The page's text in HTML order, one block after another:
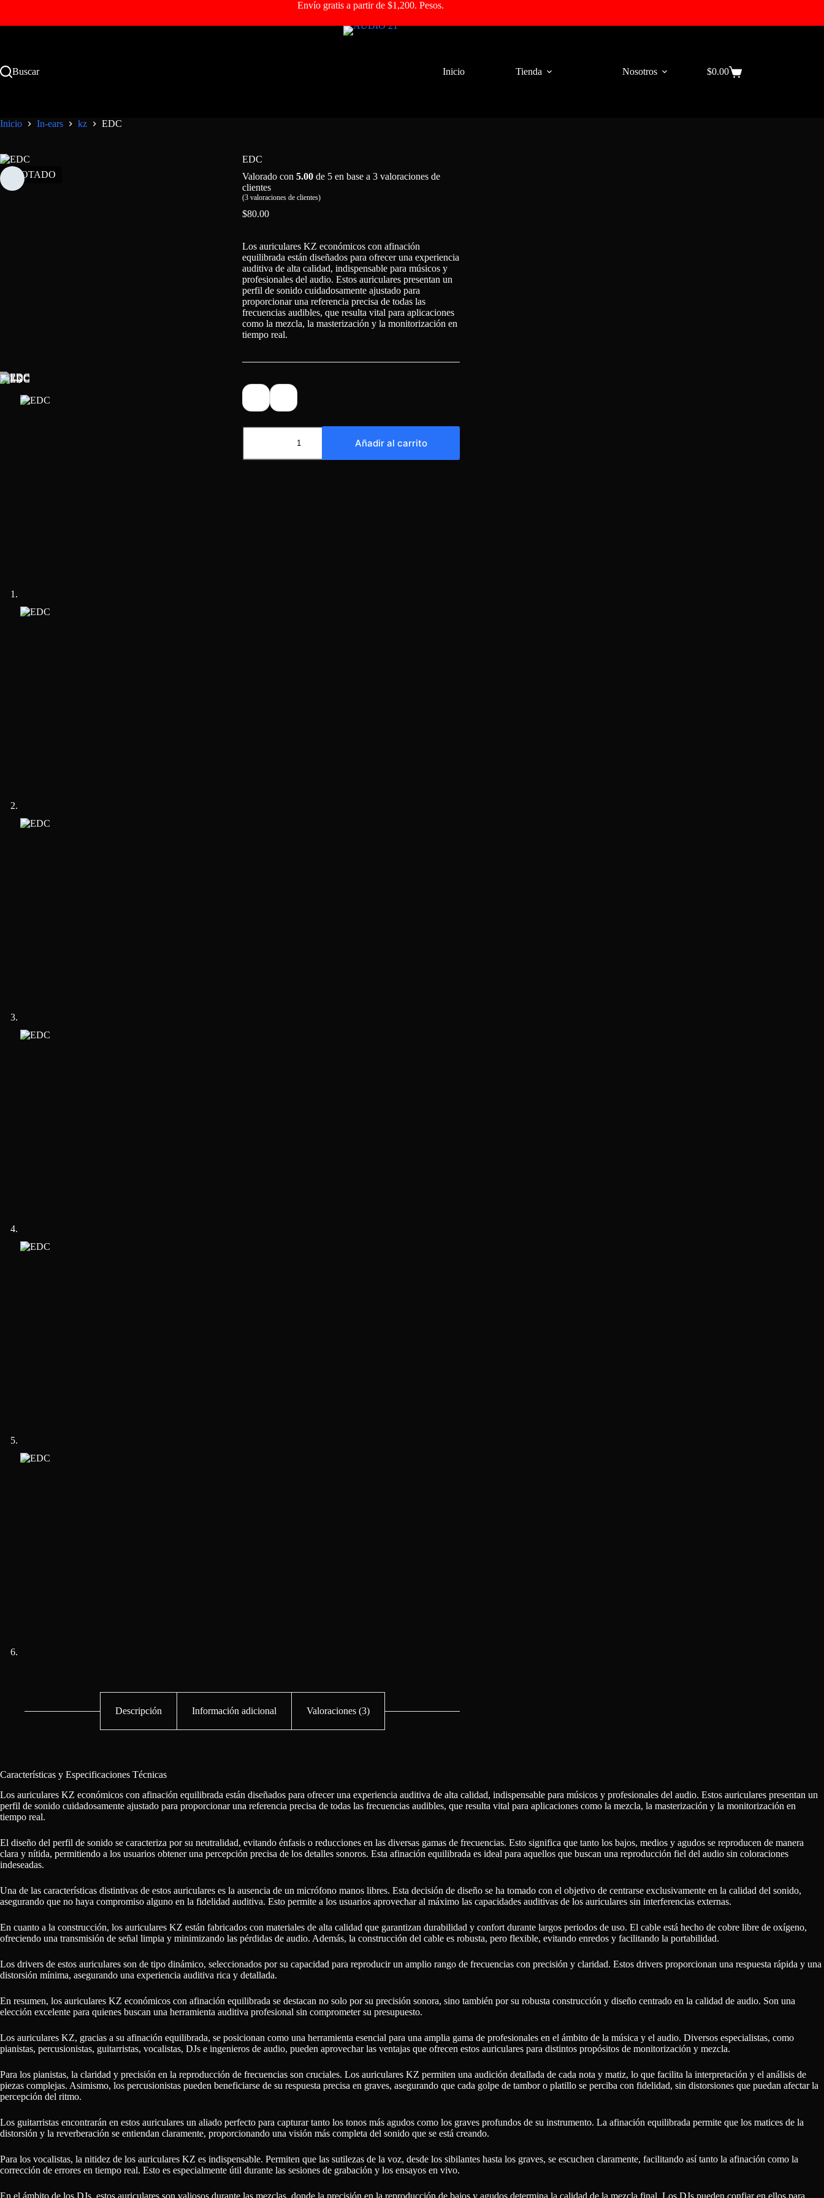
contenido
Envío gratis a partir de $1,200. Pesos.
Buscar Inicio Tienda Nosotros
Carro
$0.00
Inicio In-ears kz EDC
AGOTADO
EDC
Valorado con 5.00 de 5 en base a 3 valoraciones de
clientes
(3 valoraciones de clientes)
$80.00
Los auriculares KZ económicos con afinación
equilibrada están diseñados para ofrecer una experiencia
auditiva de alta calidad, indispensable para músicos y
profesionales del audio. Estos auriculares presentan un
perfil de sonido cuidadosamente ajustado para
proporcionar una referencia precisa de todas las
frecuencias audibles, que resulta vital para aplicaciones
como la mezcla, la masterización y la monitorización en
tiempo real.
EDC
Añadir al carrito
Descripción Información adicional Valoraciones (3)
Características y Especificaciones Técnicas
Los auriculares KZ económicos con afinación equilibrada están diseñados para ofrecer una experiencia auditiva de alta calidad, indispensable para músicos y profesionales del audio. Estos auriculares presentan un
perfil de sonido cuidadosamente ajustado para proporcionar una referencia precisa de todas las frecuencias audibles, que resulta vital para aplicaciones como la mezcla, la masterización y la monitorización en
tiempo real.
El diseño del perfil de sonido se caracteriza por su neutralidad, evitando énfasis o reducciones en las diversas gamas de frecuencias. Esto significa que tanto los bajos, medios y agudos se reproducen de manera
clara y nítida, permitiendo a los usuarios obtener una percepción precisa de los detalles sonoros. Esta afinación equilibrada es ideal para aquellos que buscan una reproducción fiel del audio sin coloraciones
indeseadas.
Una de las características distintivas de estos auriculares es la ausencia de un micrófono manos libres. Esta decisión de diseño se ha tomado con el objetivo de centrarse exclusivamente en la calidad del sonido,
asegurando que no haya compromiso alguno en la fidelidad auditiva. Esto permite a los usuarios aprovechar al máximo las capacidades auditivas de los auriculares sin interferencias externas.
En cuanto a la construcción, los auriculares KZ están fabricados con materiales de alta calidad que garantizan durabilidad y confort durante largos periodos de uso. El cable está hecho de cobre libre de oxígeno,
ofreciendo una transmisión de señal limpia y minimizando las pérdidas de audio. Además, la construcción del cable es robusta, pero flexible, evitando enredos y facilitando la portabilidad.
Los drivers de estos auriculares son de tipo dinámico, seleccionados por su capacidad para reproducir un amplio rango de frecuencias con precisión y claridad. Estos drivers proporcionan una respuesta rápida y una
distorsión mínima, asegurando una experiencia auditiva rica y detallada.
En resumen, los auriculares KZ económicos con afinación equilibrada se destacan no solo por su precisión sonora, sino también por su robusta construcción y diseño centrado en la calidad de audio. Son una
elección excelente para quienes buscan una herramienta auditiva profesional sin comprometer su presupuesto.
Los auriculares KZ, gracias a su afinación equilibrada, se posicionan como una herramienta esencial para una amplia gama de profesionales en el ámbito de la música y el audio. Diversos especialistas, como
pianistas, percusionistas, guitarristas, vocalistas, DJs e ingenieros de audio, pueden aprovechar las ventajas que ofrecen estos auriculares para distintos propósitos de monitorización y mezcla.
Para los pianistas, la claridad y precisión en la reproducción de frecuencias son cruciales. Los auriculares KZ permiten una audición detallada de cada nota y matiz, lo que facilita la interpretación y el análisis de
piezas complejas. Asimismo, los percusionistas pueden beneficiarse de su respuesta precisa en graves, asegurando que cada golpe de tambor o platillo se perciba con fidelidad, sin distorsiones que puedan afectar la
percepción del ritmo.
Los guitarristas encontrarán en estos auriculares un aliado perfecto para capturar tanto los tonos más agudos como los graves profundos de su instrumento. La afinación equilibrada permite que los matices de la
distorsión y la reverberación se entiendan claramente, proporcionando una visión más completa del sonido que se está creando.
Para los vocalistas, la nitidez de los auriculares KZ es indispensable. Permiten que las sutilezas de la voz, desde los sibilantes hasta los graves, se escuchen claramente, facilitando así tanto la afinación como la
corrección de errores en tiempo real. Esto es especialmente útil durante las sesiones de grabación y los ensayos en vivo.
En el ámbito de los DJs, estos auriculares son valiosos durante las mezclas, donde la precisión en la reproducción de bajos y agudos determina la calidad de la mezcla final. Los DJs pueden confiar en ellos para